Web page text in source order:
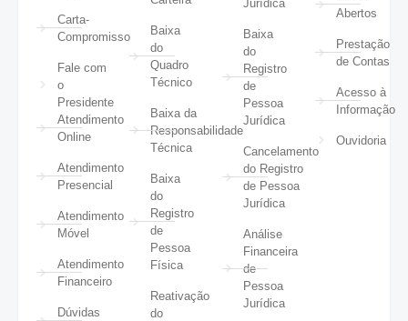
Carta-
Compromisso
Fale com
o
Presidente
Atendimento
Online
Atendimento
Presencial
Atendimento
Móvel
Atendimento
Financeiro
Dúvidas
Baixa
do
Quadro
Técnico
Baixa da
Responsabilidade
Técnica
Baixa
do
Registro
de
Pessoa
Física
Reativação
do
Jurídica
Baixa
do
Registro
de
Pessoa
Jurídica
Cancelamento
do Registro
de Pessoa
Jurídica
Análise
Financeira
de
Pessoa
Jurídica
Abertos
Prestação
de Contas
Acesso à
Informação
Ouvidoria